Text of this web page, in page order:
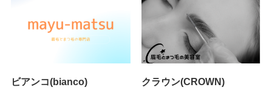
ビアンコ(bianco) クラウン(CROWN)